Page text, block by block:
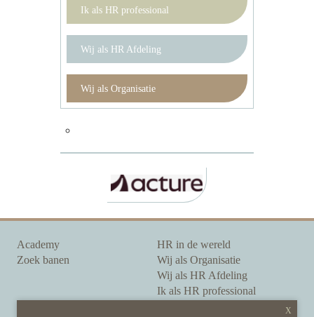
Ik als HR professional
Wij als HR Afdeling
Wij als Organisatie
Academy
Zoek banen
HR in de wereld
Wij als Organisatie
Wij als HR Afdeling
Ik als HR professional